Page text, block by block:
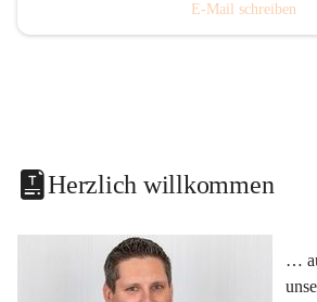
E-Mail schreiben
Herzlich willkommen
…